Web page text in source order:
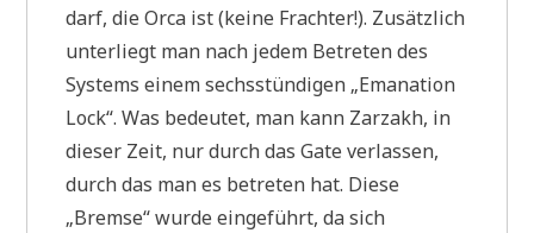
darf, die Orca ist (keine Frachter!). Zusätzlich
unterliegt man nach jedem Betreten des
Systems einem sechsstündigen „Emanation
Lock“. Was bedeutet, man kann Zarzakh, in
dieser Zeit, nur durch das Gate verlassen,
durch das man es betreten hat. Diese
„Bremse“ wurde eingeführt, da sich